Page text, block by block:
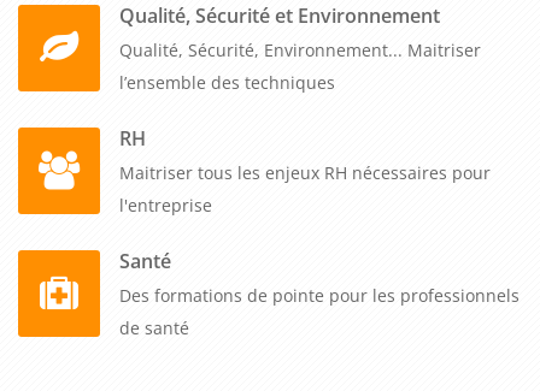
Qualité, Sécurité et Environnement
Qualité, Sécurité, Environnement... Maitriser
l’ensemble des techniques
RH
Maitriser tous les enjeux RH nécessaires pour
l'entreprise
Santé
Des formations de pointe pour les professionnels
de santé